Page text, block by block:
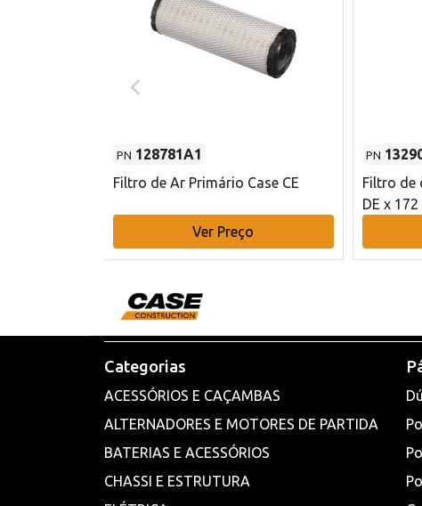
PN 128781A1
Filtro de Ar Primário Case CE
Ver Preço
PN
Filtro de
DE x 172
Categorias
ACESSÓRIOS E CAÇAMBAS
ALTERNADORES E MOTORES DE PARTIDA
BATERIAS E ACESSÓRIOS
CHASSI E ESTRUTURA